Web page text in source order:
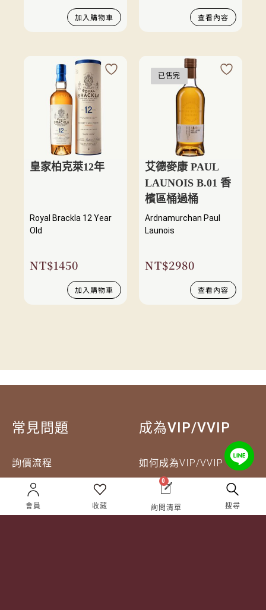
加入購物車 查看內容
皇家柏克萊12年
Royal Brackla 12 Year
Old
NT$1450
加入購物車
已售完
艾德麥康 PAUL
LAUNOIS B.01 香
檳區桶過桶
Ardnamurchan Paul
Launois
NT$2980
查看內容
常見問題
詢價流程
配送方式
退換貨說明
成為VIP/VVIP
如何成為VIP/VVIP
VIP 獵人專屬禮遇
會員 收藏
0
詢問清單 搜尋